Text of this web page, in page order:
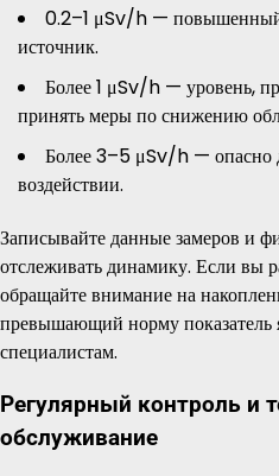
0.2–1 μSv/h — повышенный
источник.
Более 1 μSv/h — уровень,
принять меры по снижению
Более 3–5 μSv/h — опасно
воздействии.
Записывайте данные замеров и
отслеживать динамику. Если вы
обращайте внимание на
превышающий норму показатель
специалистам.
Регулярный контроль и
обслуживание